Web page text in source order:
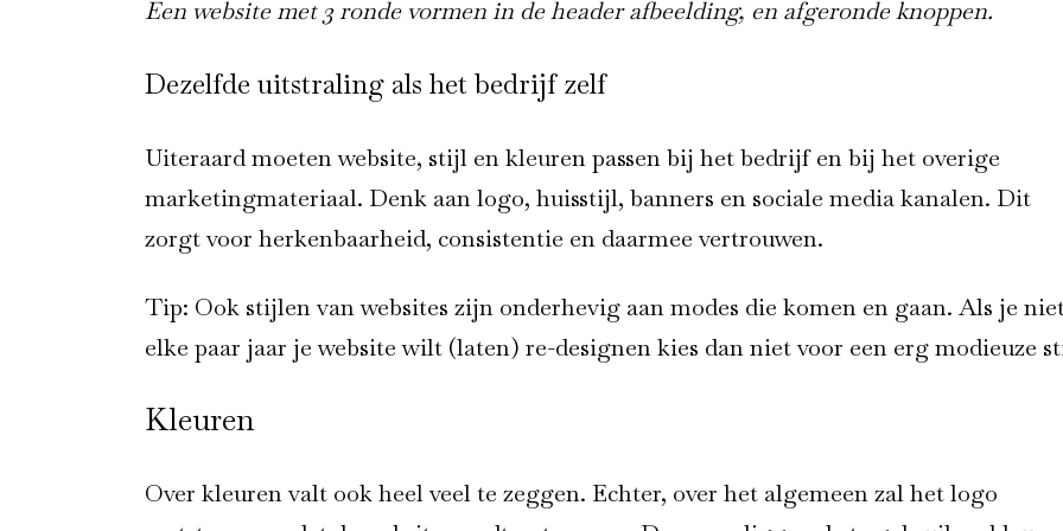
Een website met 3 ronde vormen in de header afbeelding, en afgeronde knoppen.
Dezelfde uitstraling als het bedrijf zelf
Uiteraard moeten website, stijl en kleuren passen bij het bedrijf en bij het overige
marketingmateriaal. Denk aan logo, huisstijl, banners en sociale media kanalen. Dit
zorgt voor herkenbaarheid, consistentie en daarmee vertrouwen.
Tip: Ook stijlen van websites zijn onderhevig aan modes die komen en gaan. Als je
elke paar jaar je website wilt (laten) re-designen kies dan niet voor een erg modieuze
Kleuren
Over kleuren valt ook heel veel te zeggen. Echter, over het algemeen zal het logo